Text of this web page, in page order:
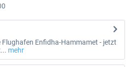
Enfidha-Hammamet - jetzt
mehr